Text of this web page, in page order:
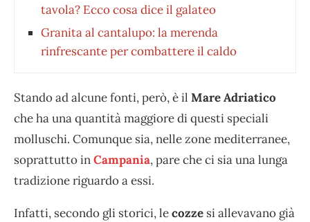
tavola? Ecco cosa dice il galateo
Granita al cantalupo: la merenda
rinfrescante per combattere il caldo
Stando ad alcune fonti, però, è il Mare Adriatico
che ha una quantità maggiore di questi speciali
molluschi. Comunque sia, nelle zone mediterranee,
soprattutto inCampania, pare che ci sia una lunga
tradizione riguardo a essi.
Infatti, secondo gli storici, lecozze si allevavano già